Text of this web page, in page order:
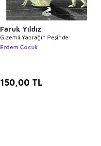
Faruk Yıldız
Gizemli Yaprağın Peşinde
Erdem Çocuk
150,00 TL